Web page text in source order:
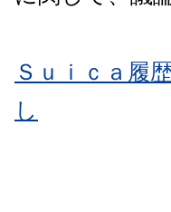
Ｓｕｉｃａ履
し